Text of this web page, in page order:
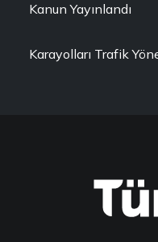
Kanun Yayınlandı
Karayolları Trafik